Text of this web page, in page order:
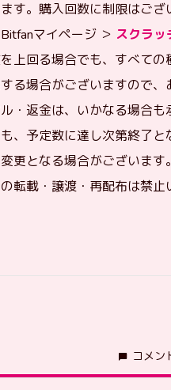
す。購入回数に制限はござ
マイページ ＞ スクラッ
上回る場合でも、すべて
る場合がございますので、
・返金は、いかなる場合も
、予定数に達し次第終了と
更となる場合がございます。
転載・譲渡・再配布は禁止
コメン